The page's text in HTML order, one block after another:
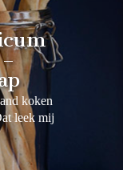
koken
leek mij